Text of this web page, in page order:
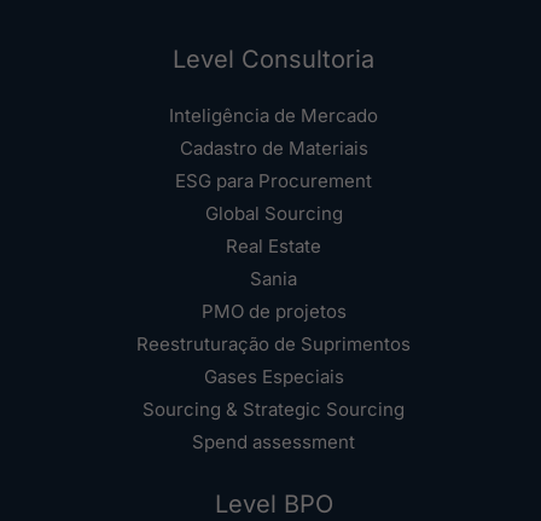
Level Consultoria
Inteligência de Mercado
Cadastro de Materiais
ESG para Procurement
Global Sourcing
Real Estate
Sania
PMO de projetos
Reestruturação de Suprimentos
Gases Especiais
Sourcing & Strategic Sourcing
Spend assessment
Level BPO